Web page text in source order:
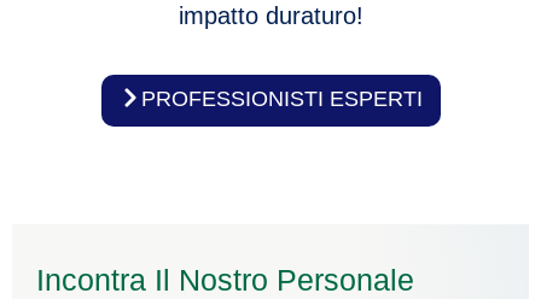
impatto duraturo!
PROFESSIONISTI ESPERTI
Incontra Il Nostro Personale